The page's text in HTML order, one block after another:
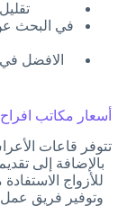
في البحث
الافضل في
أسعار مكاتب افراح
تتوفر قاعات
بالإضافة إلى
للأزواج
وتوفير فريق